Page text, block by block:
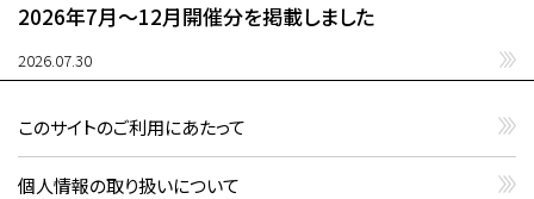
2026年7月〜12月開催分を掲載しました
2026.07.30
このサイトのご利用にあたって
個人情報の取り扱いについて